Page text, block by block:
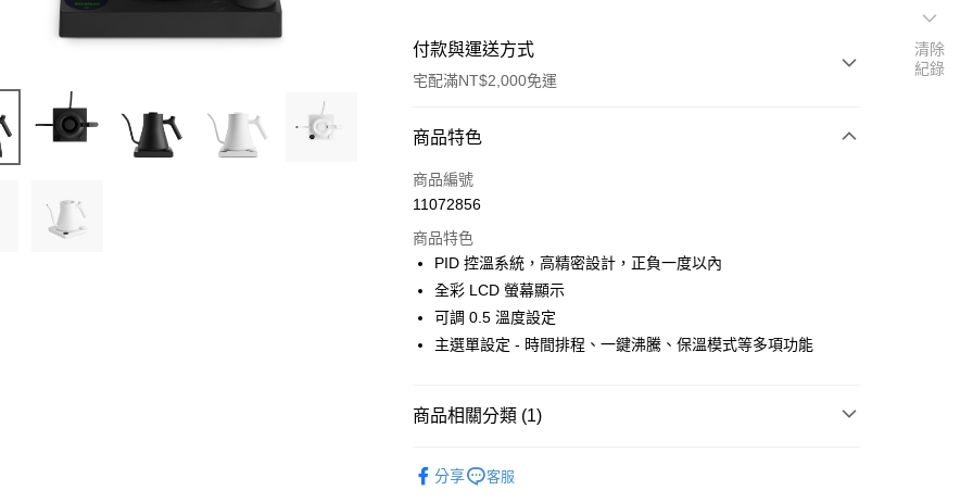
付款與運送方式
宅配滿NT$2,000免運
付款方式
信用卡一次付款
運送方式
郵局、新竹物流
每筆NT$150，滿NT$2,000(含以上)免運費
商品特色
商品編號
11072856
商品特色
PID 控溫系統，高精密設計，正負一度以內
全彩 LCD 螢幕顯示
可調 0.5 溫度設定
主選單設定 - 時間排程、一鍵沸騰、保溫模式等多項功能
商品相關分類 (1)
分享
客服
清除
紀錄